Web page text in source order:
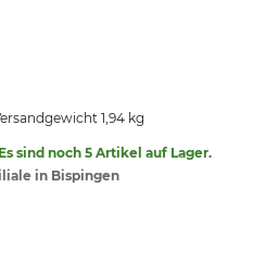
1,94 kg
sind noch 5 Artikel auf Lager.
in Bispingen